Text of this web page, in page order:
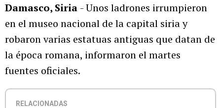
Damasco, Siria - Unos ladrones irrumpieron
en el museo nacional de la capital siria y
robaron varias estatuas antiguas que datan de
la época romana, informaron el martes
fuentes oficiales.
RELACIONADAS